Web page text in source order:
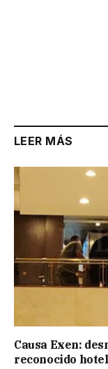
LEER MÁS
Causa Exen:
reconocido